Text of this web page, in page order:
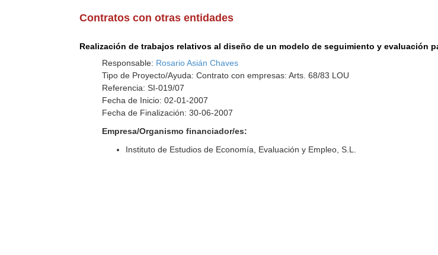
Contratos con otras entidades
Realización de trabajos relativos al diseño de un modelo de seguimiento y evaluación
Responsable: Rosario Asián Chaves
Tipo de Proyecto/Ayuda: Contrato con empresas: Arts. 68/83 LOU
Referencia: SI-019/07
Fecha de Inicio: 02-01-2007
Fecha de Finalización: 30-06-2007
Empresa/Organismo financiador/es:
Instituto de Estudios de Economía, Evaluación y Empleo, S.L.